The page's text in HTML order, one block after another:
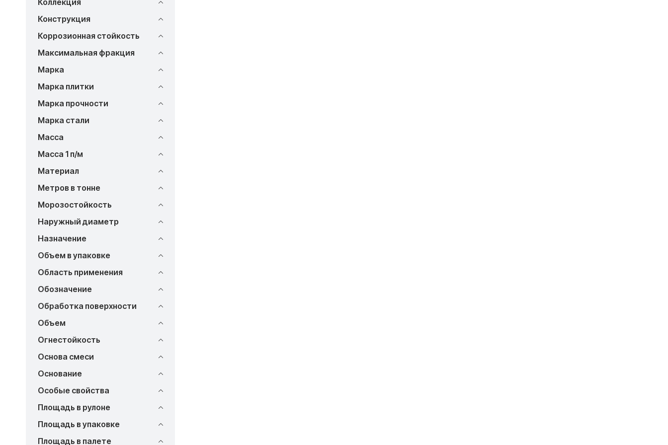
Коллекция
Конструкция
Коррозионная стойкость
Максимальная фракция
Марка
Марка плитки
Марка прочности
Марка стали
Масса
Масса 1 п/м
Материал
Метров в тонне
Морозостойкость
Наружный диаметр
Назначение
Объем в упаковке
Область применения
Обозначение
Обработка поверхности
Объем
Огнестойкость
Основа смеси
Основание
Особые свойства
Площадь в рулоне
Площадь в упаковке
Площадь в палете